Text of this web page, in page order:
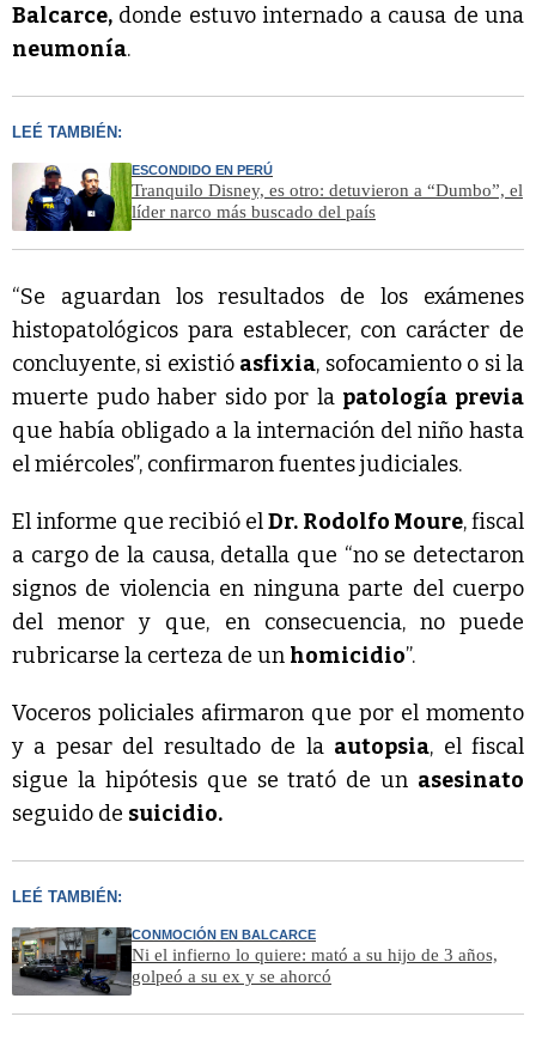
Balcarce, donde estuvo internado a causa de una
neumonía.
LEÉ TAMBIÉN:
ESCONDIDO EN PERÚ
Tranquilo Disney, es otro: detuvieron a “Dumbo”, el
líder narco más buscado del país
“Se aguardan los resultados de los exámenes
histopatológicos para establecer, con carácter de
concluyente, si existió asfixia, sofocamiento o si la
muerte pudo haber sido por la patología previa
que había obligado a la internación del niño hasta
el miércoles”, confirmaron fuentes judiciales.
El informe que recibió elDr. Rodolfo Moure, fiscal
a cargo de la causa, detalla que “no se detectaron
signos de violencia en ninguna parte del cuerpo
del menor y que, en consecuencia, no puede
rubricarse la certeza de un homicidio”.
Voceros policiales afirmaron que por el momento
y a pesar del resultado de la autopsia, el fiscal
sigue la hipótesis que se trató de un asesinato
seguido de suicidio.
LEÉ TAMBIÉN:
CONMOCIÓN EN BALCARCE
Ni el infierno lo quiere: mató a su hijo de 3 años,
golpeó a su ex y se ahorcó